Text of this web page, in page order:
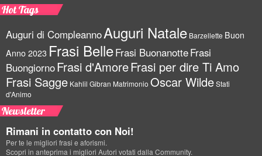
Hot Tags
Auguri di CompleannoAuguri Natale Barzellette Buon
Anno 2023 Frasi BelleFrasi BuonanotteFrasi
BuongiornoFrasi d'AmoreFrasi per dire Ti Amo
Frasi Sagge Kahlil Gibran Matrimonio Oscar WildeStati
d'Animo
Newsletter
Rimani in contatto con Noi!
Per te le migliori frasi e aforismi.
Scopri in anteprima i migliori Autori votati dalla Community.